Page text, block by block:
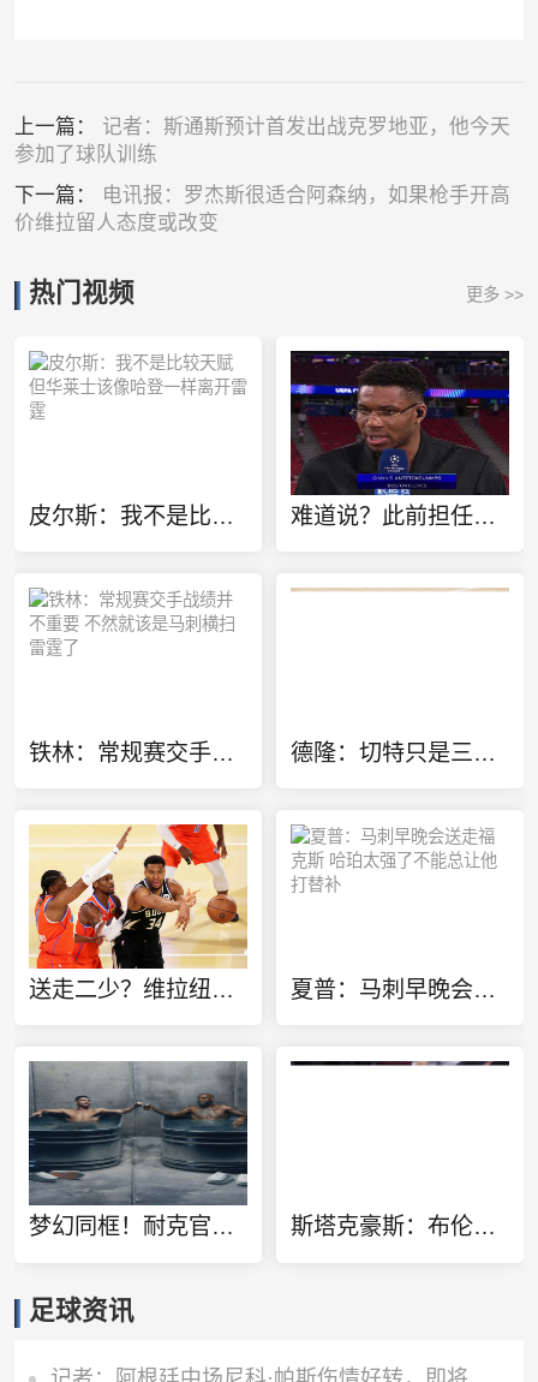
上一篇： 记者：斯通斯预计首发出战克罗地亚，他今天
参加了球队训练
下一篇：
电讯报：罗杰斯很适合阿森纳，如果枪手开高
价维拉留人态度或改变
热门视频 更多 >>
皮尔斯：我不是比较天赋 但华莱士该像哈登一样离开雷霆 难道说？此前担任欧冠特邀嘉宾 转播方将字母哥标为凯尔特人球员
铁林：常规赛交手战绩并不重要 不然就该是马刺横扫雷霆了 德隆：切特只是三当家 若能换字母哥雷霆GM肯定会送走他
送走二少？维拉纽瓦：雷霆该用切特+多特+杰伦威去换字母哥 夏普：马刺早晚会送走福克斯 哈珀太强了不能总让他打替补
梦幻同框！耐克官方晒詹姆斯C罗同泡冰水浴广告：定义伟大 斯塔克豪斯：布伦森13岁就很特别 那时他就会侧步创造空间
足球资讯